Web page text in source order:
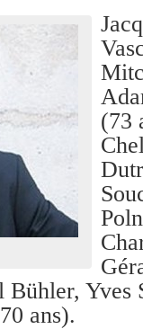
(73
Yves
ans).